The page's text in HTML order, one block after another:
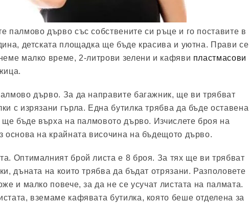
палмово дърво със собствените си ръце и го поставите в
детската площадка ще бъде красива и уютна. Прави се
малко време, 2-литрови зелени и кафяви пластмасови
дърво. За да направите багажник, ще ви трябват
с изрязани гърла. Една бутилка трябва да бъде оставена
ще бъде върха на палмовото дърво. Изчислете броя на
основа на крайната височина на бъдещото дърво.
Оптималният брой листа е 8 броя. За тях ще ви трябват
дъната на които трябва да бъдат отрязани. Разполовете
и малко повече, за да не се усучат листата на палмата.
вземаме кафявата бутилка, която беше отделена за